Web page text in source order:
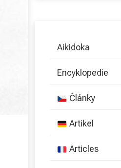
Aikidoka
Encyklopedie
Články
Artikel
Articles